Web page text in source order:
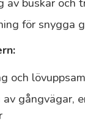
för snygga
och
av gångvägar,